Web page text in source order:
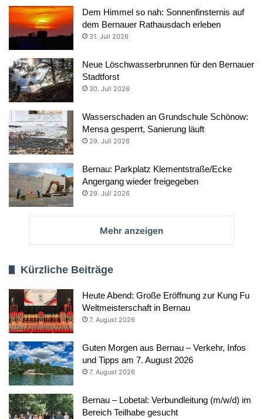
Dem Himmel so nah: Sonnenfinsternis auf
dem Bernauer Rathausdach erleben
31. Juli 2026
Neue Löschwasserbrunnen für den Bernauer
Stadtforst
30. Juli 2026
Wasserschaden an Grundschule Schönow:
Mensa gesperrt, Sanierung läuft
29. Juli 2026
Bernau: Parkplatz Klementstraße/Ecke
Angergang wieder freigegeben
29. Juli 2026
Mehr anzeigen
Kürzliche Beiträge
Heute Abend: Große Eröffnung zur Kung Fu
Weltmeisterschaft in Bernau
7. August 2026
Guten Morgen aus Bernau – Verkehr, Infos
und Tipps am 7. August 2026
7. August 2026
Bernau – Lobetal: Verbundleitung (m/w/d) im
Bereich Teilhabe gesucht